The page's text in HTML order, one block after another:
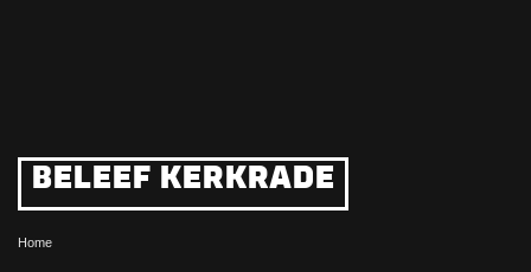
BELEEF KERKRADE
Home